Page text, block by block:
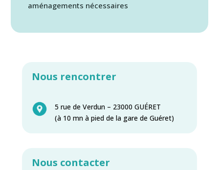
aménagements nécessaires
Nous rencontrer
5 rue de Verdun – 23000 GUÉRET
(à 10 mn à pied de la gare de Guéret)
Nous contacter